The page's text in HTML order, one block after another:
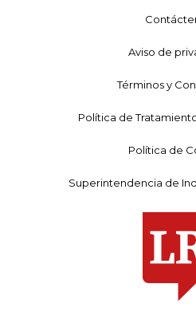
Aviso de
Términos y
Política de
Política de
Superintendencia de